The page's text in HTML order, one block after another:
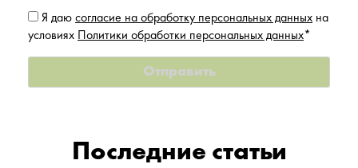
Я даю согласие на обработку персональных данных на
условиях Политики обработки персональных данных*
Последние статьи